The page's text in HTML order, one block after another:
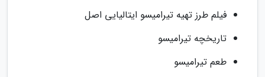
فیلم طرز تهیه تیرامیسو ایتالیایی اصل
تاریخچه تیرامیسو
طعم تیرامیسو